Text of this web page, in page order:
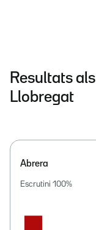
Resultats
Llobregat
Abrera
Escrutini 100%